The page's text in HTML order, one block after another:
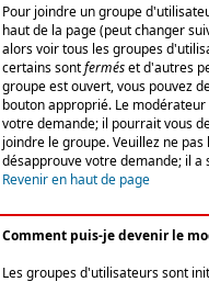
Pour joindre un groupe
haut de la page (peut changer
alors voir tous les groupes
certains sontferméset d'autres
groupe est ouvert, vous pouvez
bouton approprié. Le
votre demande; il pourrait vous
joindre le groupe. Veuillez ne
désapprouve votre demande; il a
Revenir en haut de page
Comment puis-je devenir le
Les groupes d'utilisateurs sont